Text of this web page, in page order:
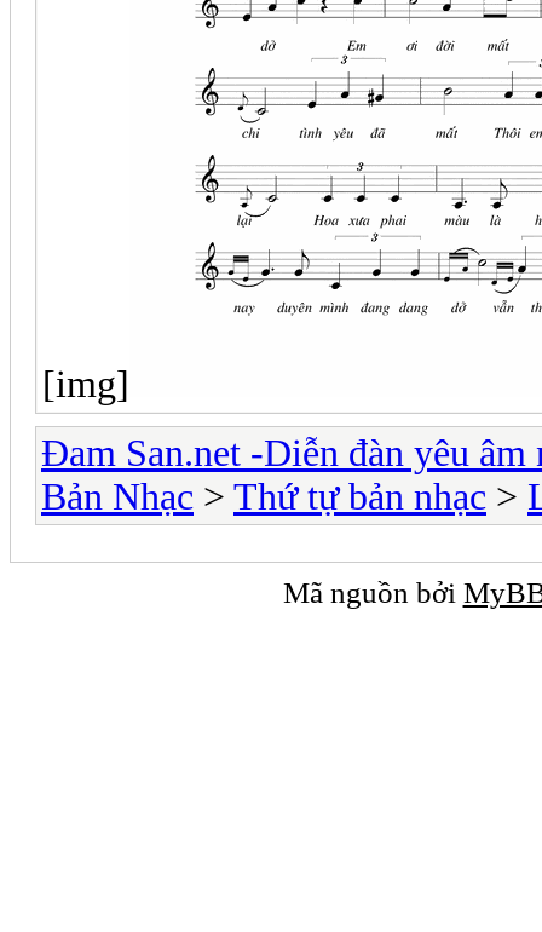
[img]
Đam San.net -Diễn đàn yêu âm
Bản Nhạc > Thứ tự bản nhạc >
Mã nguồn bởi